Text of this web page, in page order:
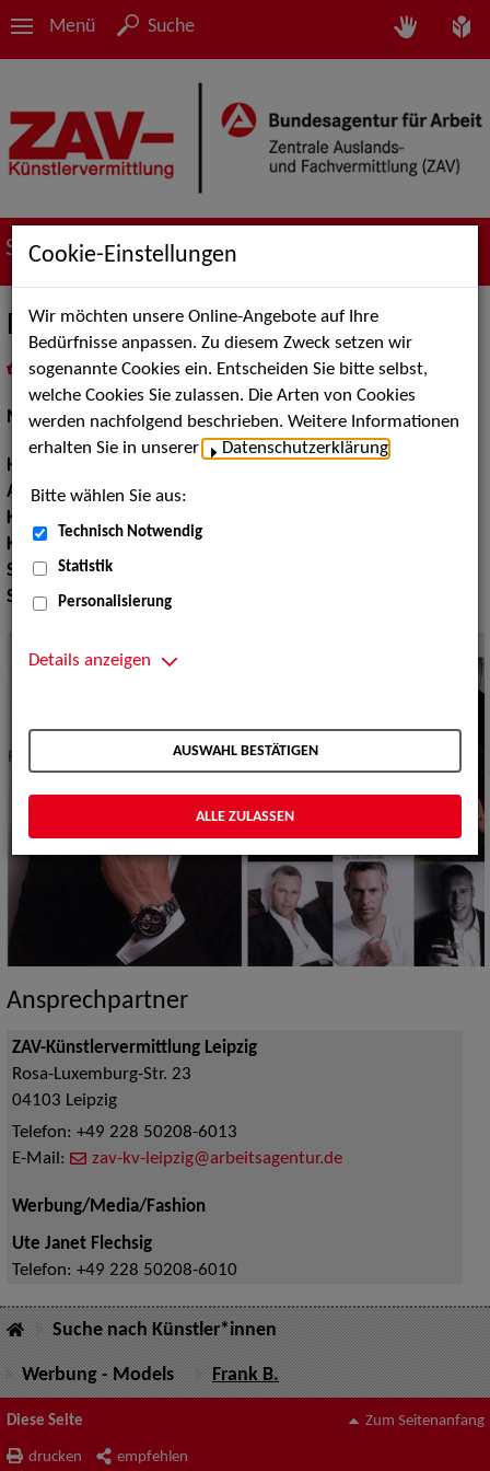
Menü Suche
Suche nach Künstler*innen
Frank B.
als PDF speichern
inMeine Merklistelegen
Models / Werbung:Fotomodell, Dressman
Haarfarbe:
Augenfarbe:braun
Körpergröße:
Konfektionsgröße:
Schuhgröße:44
Specials:Bademode, Wäsche
Ansprechpartner
ZAV-Künstlervermittlung Leipzig
Rosa-Luxemburg-Str. 23
04103 Leipzig
Telefon: +49 228 50208-6013
E-Mail:
zav-kv-leipzig@arbeitsagentur.de
Werbung/Media/Fashion
Ute Janet Flechsig
Telefon: +49 228 50208-6010
Suche nach Künstler*innen
Werbung - Models Frank B.
Diese Seite
drucken empfehlen
Zum Seitenanfang
Cookie-Einstellungen
Wir möchten unsere Online-Angebote auf Ihre
Bedürfnisse anpassen. Zu diesem Zweck setzen wir
sogenannte Cookies ein. Entscheiden Sie bitte selbst,
welche Cookies Sie zulassen. Die Arten von Cookies
werden nachfolgend beschrieben. Weitere Informationen
erhalten Sie in unserer
Datenschutzerklärung
Bitte wählen Sie aus:
Technisch Notwendig
Statistik
Personalisierung
Details anzeigen
AUSWAHL BESTÄTIGEN
ALLE ZULASSEN